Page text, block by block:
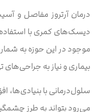
درمان آرتروز مفاصل و
دیسک‌های کمری با استفاده
موجود در این حوزه به
بیماری و نیاز به
سلول‌درمانی با بنیادی‌ها،
می‌رود بتواند به طرز